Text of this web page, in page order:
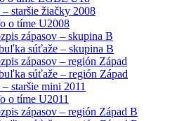
staršie žiačky 2008
o tíme U2008
zápasov – skupina B
súťaže – skupina B
zápasov – región Západ
súťaže – región Západ
staršie mini 2011
o tíme U2011
zápasov – región Západ B